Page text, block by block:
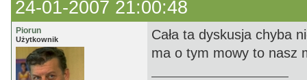
24-01-2007 21:00:48
Piorun
Użytkownik
Cała ta dyskusja chyba
ma o tym mowy to nasz